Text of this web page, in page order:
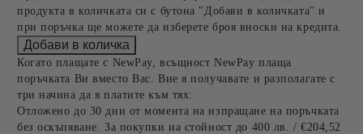
продукта в количката си с бутона "Добави в количката" и
при поръчка ще можете да изберете броя вноски на кредита.
Когато плащате с NewPay, всъщност NewPay плаща
поръчката Ви вместо Вас. Вие я получавате и разполагате с
три начина да я платите към тях:
Отложено до 30 дни от момента на изпращане на поръчката
без оскъпяване. За покупки на стойност до 400 лв. / €204,52